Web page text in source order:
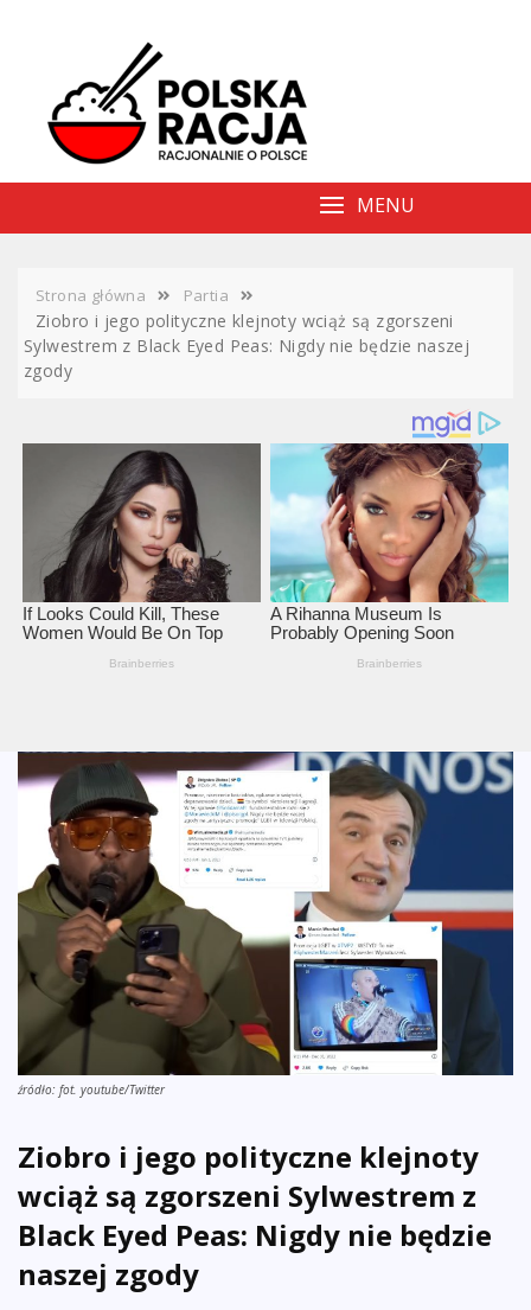
MENU
Strona główna Partia
Ziobro i jego polityczne klejnoty wciąż są zgorszeni
Sylwestrem z Black Eyed Peas: Nigdy nie będzie naszej
zgody
źródło: fot. youtube/Twitter
Ziobro i jego polityczne klejnoty
wciąż są zgorszeni Sylwestrem z
Black Eyed Peas: Nigdy nie będzie
naszej zgody